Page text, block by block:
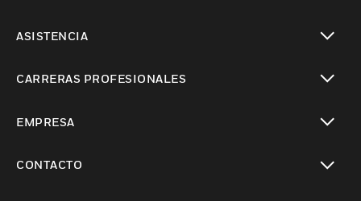
ASISTENCIA
CARRERAS PROFESIONALES
EMPRESA
CONTACTO